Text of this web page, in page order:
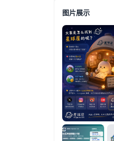
图片展示